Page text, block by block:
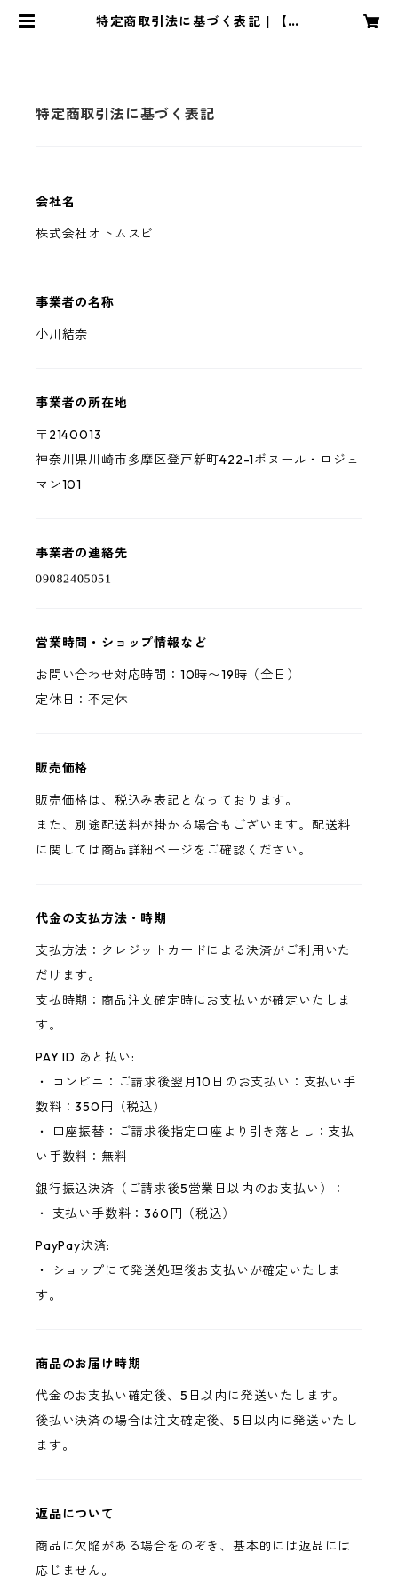
特定商取引法に基づく表記 | 【公
特定商取引法に基づく表記
会社名
株式会社オトムスビ
事業者の名称
小川結奈
事業者の所在地
〒2140013
神奈川県川崎市多摩区登戸新町422-1ボヌール・ロジュ
マン101
事業者の連絡先
営業時間・ショップ情報など
お問い合わせ対応時間：10時〜19時（全日）
定休日：不定休
販売価格
販売価格は、税込み表記となっております。
また、別途配送料が掛かる場合もございます。配送料
に関しては商品詳細ページをご確認ください。
代金の支払方法・時期
支払方法：クレジットカードによる決済がご利用いた
だけます。
支払時期：商品注文確定時にお支払いが確定いたしま
す。
PAY ID あと払い:
・ コンビニ：ご請求後翌月10日のお支払い：支払い手
数料：350円（税込）
・ 口座振替：ご請求後指定口座より引き落とし：支払
い手数料：無料
銀行振込決済（ご請求後5営業日以内のお支払い）：
・ 支払い手数料：360円（税込）
PayPay決済:
・ ショップにて発送処理後お支払いが確定いたしま
す。
商品のお届け時期
代金のお支払い確定後、5日以内に発送いたします。
後払い決済の場合は注文確定後、5日以内に発送いたし
ます。
返品について
商品に欠陥がある場合をのぞき、基本的には返品には
応じません。